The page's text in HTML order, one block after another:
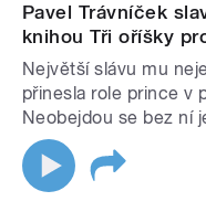
Pavel Trávníček
knihou Tři oříšky
Největší slávu mu
přinesla role prince v
Neobejdou se bez ní